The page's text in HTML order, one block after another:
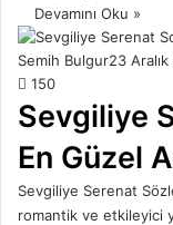
Devamını Oku »
Semih Bulgur23
150
Sevgiliye
En Güzel
Sevgiliye Serenat
romantik ve etkileyici